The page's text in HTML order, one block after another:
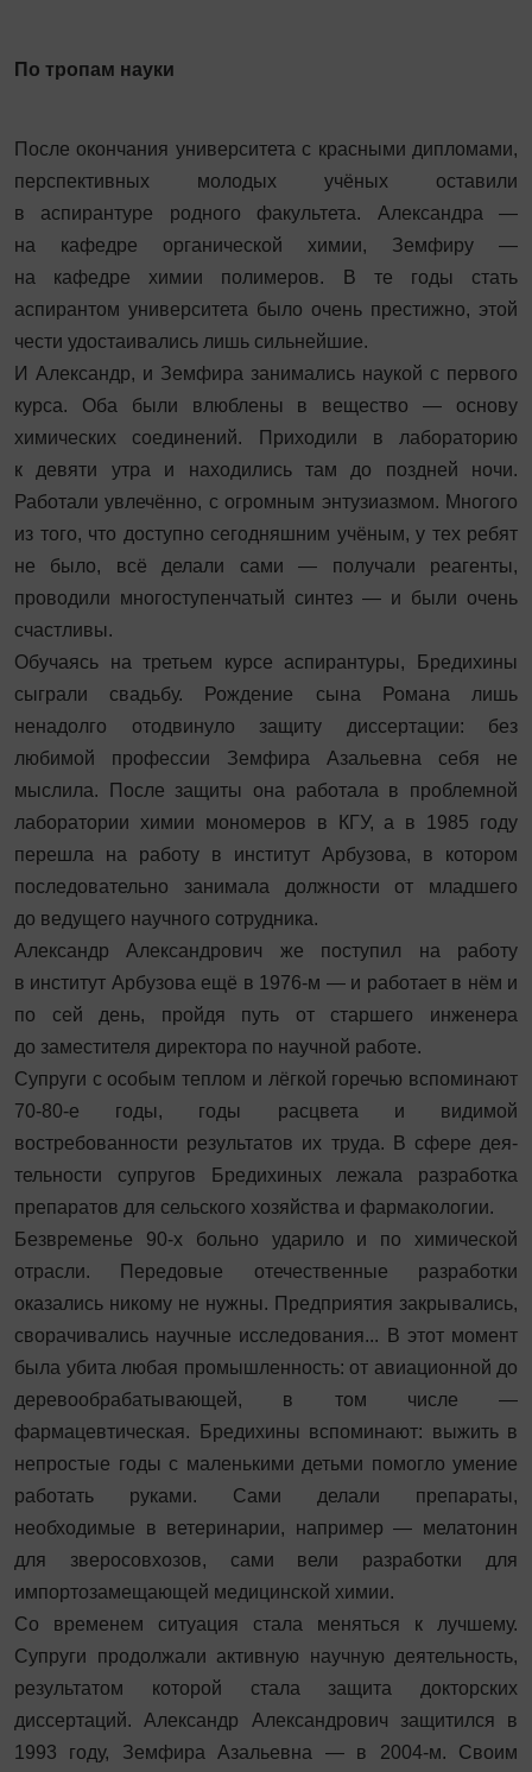
По тропам науки
После окончания университета с красными дип­ломами,
перспективных молодых учёных оставили
в аспирантуре родного факультета. Александра —
на кафедре органической химии, Земфиру —
на кафедре химии полимеров. В те годы стать
аспирантом университета было очень престижно, этой
чести удостаивались лишь сильнейшие.
И Александр, и Земфира занимались наукой с первого
курса. Оба были влюблены в вещество — основу
химических соединений. Приходили в лабораторию
к девяти утра и находились там до поздней ночи.
Работали увлечённо, с огромным энтузиазмом. Многого
из того, что доступно сегодняшним учёным, у тех ребят
не было, всё делали сами — получали реагенты,
проводили многоступенчатый синтез — и были очень
счастливы.
Обучаясь на третьем курсе аспирантуры, Бредихины
сыграли свадьбу. Рождение сына Романа лишь
ненадолго отодвинуло защиту диссертации: без
любимой профессии Земфира Азальевна себя не
мыслила. После защиты она работала в проблемной
лаборатории химии мономеров в КГУ, а в 1985 году
перешла на работу в институт Арбузова, в котором
последовательно занимала должности от младшего
до ведущего научного сотрудника.
Александр Александрович же поступил на работу
в институт Арбузова ещё в 1976-м — и работает в нём и
по сей день, пройдя путь от старшего инженера
до заместителя директора по научной работе.
Супруги с особым теплом и лёгкой горечью вспоминают
70-80-е годы, годы расцвета и видимой
востребованности результатов их труда. В сфере дея­
тельности супругов Бредихиных лежала разработка
препаратов для сельского хозяйства и фармакологии.
Безвременье 90-х больно ударило и по химической
отрасли. Передовые отечественные разработки
оказались никому не нужны. Предприятия закрывались,
сворачивались научные исследования... В этот момент
была убита любая промышленность: от авиационной до
деревообрабатывающей, в том числе —
фармацевтическая. Бредихины вспоминают: выжить в
непростые годы с маленькими детьми помогло умение
работать руками. Сами делали препараты,
необходимые в ветеринарии, например — мелатонин
для зверосовхозов, сами вели разработки для
импортозамещающей медицинской химии.
Со временем ситуация стала меняться к лучшему.
Супруги продолжали активную научную деятельность,
результатом которой стала защита докторских
диссертаций. Александр Александрович защитился в
1993 году, Земфира Азальевна — в 2004-м. Своим